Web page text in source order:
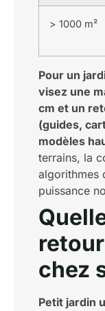
> 1000 m²
Pour un
visez une
cm et un
(guides,
modèles
terrains, la
algorithmes
puissance
chez
Petit jardin